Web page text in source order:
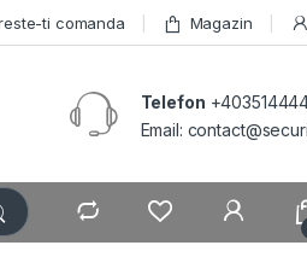
ti comanda Magazin
Telefon
Email: